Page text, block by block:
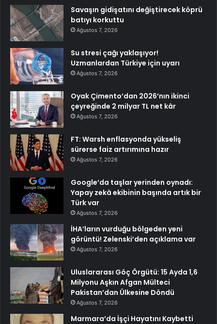
Savaşın gidişatını değiştirecek köprü
batıyı korkuttu
Ağustos 7, 2026
Su stresi çağı yaklaşıyor!
Uzmanlardan Türkiye için uyarı
Ağustos 7, 2026
Oyak Çimento’dan 2026’nın ikinci
çeyreğinde 2 milyar TL net kâr
Ağustos 7, 2026
FT: Warsh enflasyonda yükseliş
sürerse faiz artırımına hazır
Ağustos 7, 2026
Google’da taşlar yerinden oynadı:
Yapay zekâ ekibinin başında artık bir
Türk var
Ağustos 7, 2026
İHA’ların vurduğu bölgeden yeni
görüntü! Zelenski’den açıklama var
Ağustos 7, 2026
Uluslararası Göç Örgütü: 15 Ayda 1,6
Milyonu Aşkın Afgan Mülteci
Pakistan’dan Ülkesine Döndü
Ağustos 7, 2026
Marmara’da İşçi Hayatını Kaybetti